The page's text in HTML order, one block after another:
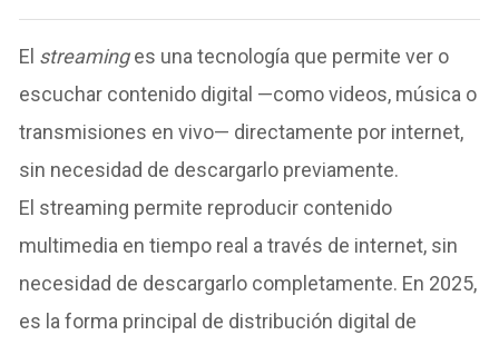
El streaminges una tecnología que permite ver o
escuchar contenido digital —como videos, música o
transmisiones en vivo— directamente por internet,
sin necesidad de descargarlo previamente.
El streaming permite reproducir contenido
multimedia en tiempo real a través de internet, sin
necesidad de descargarlo completamente. En 2025,
es la forma principal de distribución digital de